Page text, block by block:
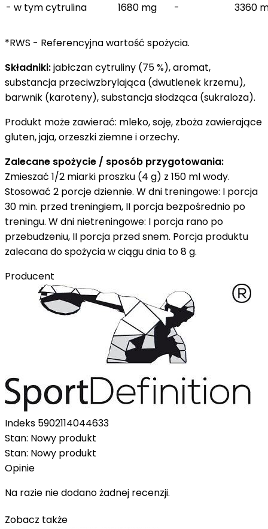
- w tym cytrulina 1680 mg - 3360
*RWS - Referencyjna wartość spożycia.
Składniki:jabłczan cytruliny (75 %), aromat,
substancja przeciwzbrylająca (dwutlenek krzemu),
barwnik (karoteny), substancja słodząca (sukraloza).
Produkt może zawierać: mleko, soję, zboża zawierające
gluten, jaja, orzeszki ziemne i orzechy.
Zalecane spożycie / sposób przygotowania:
Zmieszać 1/2 miarki proszku (4 g) z 150 ml wody.
Stosować 2 porcje dziennie. W dni treningowe: I porcja
30 min. przed treningiem, II porcja bezpośrednio po
treningu. W dni nietreningowe: I porcja rano po
przebudzeniu, II porcja przed snem. Porcja produktu
zalecana do spożycia w ciągu dnia to 8 g.
Producent
Indeks 5902114044633
Stan: Nowy produkt
Stan: Nowy produkt
Opinie
Na razie nie dodano żadnej recenzji.
Zobacz także